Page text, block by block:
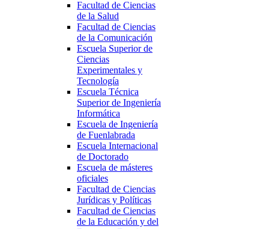
Facultad de Ciencias
de la Salud
Facultad de Ciencias
de la Comunicación
Escuela Superior de
Ciencias
Experimentales y
Tecnología
Escuela Técnica
Superior de Ingeniería
Informática
Escuela de Ingeniería
de Fuenlabrada
Escuela Internacional
de Doctorado
Escuela de másteres
oficiales
Facultad de Ciencias
Jurídicas y Políticas
Facultad de Ciencias
de la Educación y del